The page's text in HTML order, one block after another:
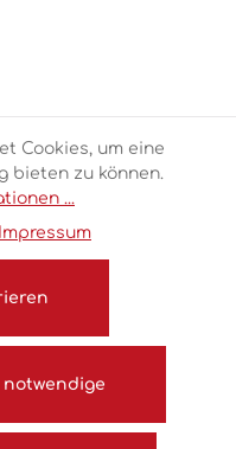
Cookies, um eine
bieten zu können.
...
Impressum